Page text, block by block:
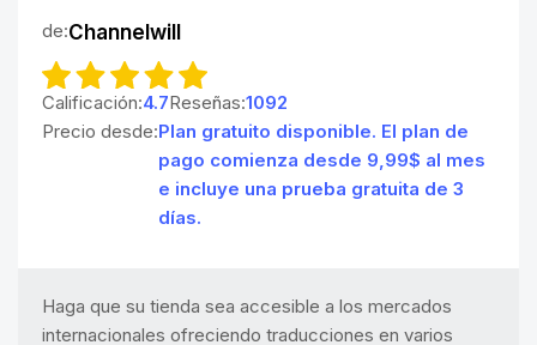
de:Channelwill
Calificación:4.7Reseñas:1092
Precio desde:Plan gratuito disponible. El plan de
pago comienza desde 9,99$ al mes
e incluye una prueba gratuita de 3
días.
Haga que su tienda sea accesible a los mercados
internacionales ofreciendo traducciones en varios